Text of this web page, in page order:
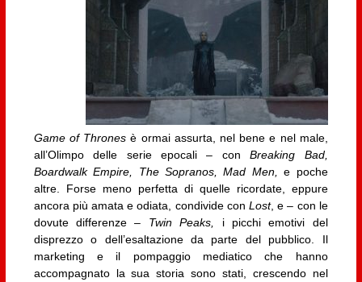
Game of Thrones è ormai assurta, nel bene e nel male,
all’Olimpo delle serie epocali – con Breaking Bad,
Boardwalk Empire, The Sopranos, Mad Men,e poche
altre. Forse meno perfetta di quelle ricordate, eppure
ancora più amata e odiata, condivide con Lost, e – con le
dovute differenze – Twin Peaks, i picchi emotivi del
disprezzo o dell’esaltazione da parte del pubblico. Il
marketing e il pompaggio mediatico che hanno
accompagnato la sua storia sono stati, crescendo nel